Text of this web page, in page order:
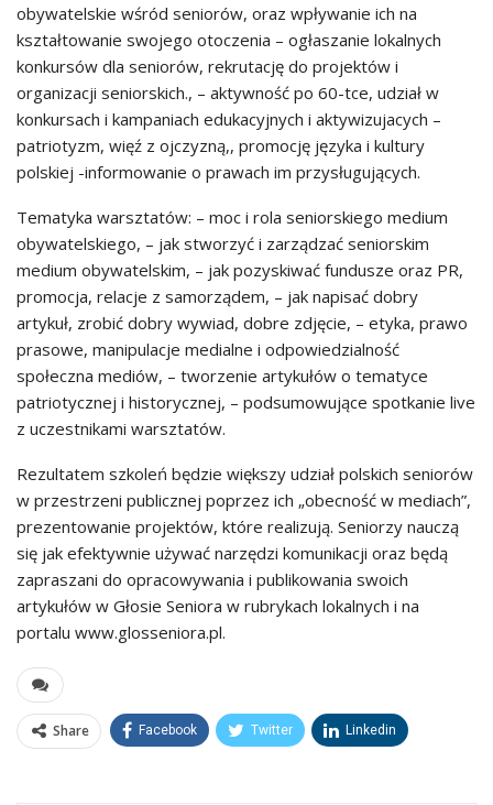
obywatelskie wśród seniorów, oraz wpływanie ich na
kształtowanie swojego otoczenia – ogłaszanie lokalnych
konkursów dla seniorów, rekrutację do projektów i
organizacji seniorskich., – aktywność po 60-tce, udział w
konkursach i kampaniach edukacyjnych i aktywizujacych –
patriotyzm, więź z ojczyzną,, promocję języka i kultury
polskiej -informowanie o prawach im przysługujących.
Tematyka warsztatów: – moc i rola seniorskiego medium
obywatelskiego, – jak stworzyć i zarządzać seniorskim
medium obywatelskim, – jak pozyskiwać fundusze oraz PR,
promocja, relacje z samorządem, – jak napisać dobry
artykuł, zrobić dobry wywiad, dobre zdjęcie, – etyka, prawo
prasowe, manipulacje medialne i odpowiedzialność
społeczna mediów, – tworzenie artykułów o tematyce
patriotycznej i historycznej, – podsumowujące spotkanie live
z uczestnikami warsztatów.
Rezultatem szkoleń będzie większy udział polskich seniorów
w przestrzeni publicznej poprzez ich „obecność w mediach”,
prezentowanie projektów, które realizują. Seniorzy nauczą
się jak efektywnie używać narzędzi komunikacji oraz będą
zapraszani do opracowywania i publikowania swoich
artykułów w Głosie Seniora w rubrykach lokalnych i na
portalu www.glosseniora.pl.
Share Facebook Twitter Linkedin